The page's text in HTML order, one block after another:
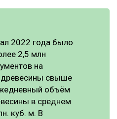
2022 года было
2,5 млн
на
древесины свыше
объём
в среднем
куб. м. В